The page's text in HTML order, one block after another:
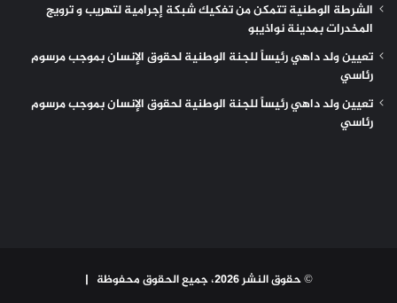
الشرطة الوطنية تتمكن من تفكيك شبكة إجرامية لتهريب و ترويج
المخدرات بمدينة نواذيبو
تعيين ولد داهي رئيساً للجنة الوطنية لحقوق الإنسان بموجب مرسوم
رئاسي
تعيين ولد داهي رئيساً للجنة الوطنية لحقوق الإنسان بموجب مرسوم
رئاسي
© حقوق النشر 2026، جميع الحقوق محفوظة |